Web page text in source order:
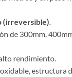
(irreversible)
de 300mm,
rendimiento.
estructura